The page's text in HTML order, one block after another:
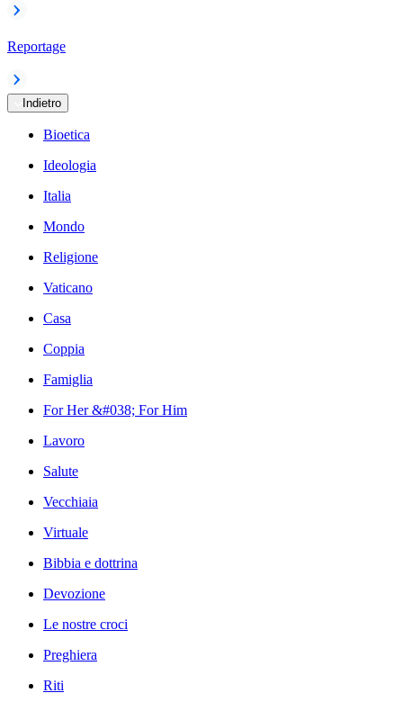
Reportage
Indietro
Bioetica
Ideologia
Italia
Mondo
Religione
Vaticano
Casa
Coppia
Famiglia
For Her &#038; For Him
Lavoro
Salute
Vecchiaia
Virtuale
Bibbia e dottrina
Devozione
Le nostre croci
Preghiera
Riti